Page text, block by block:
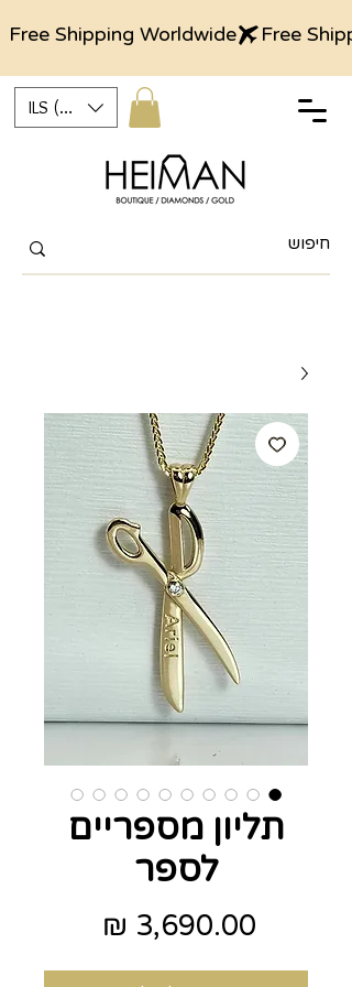
Free Shipping Worldwide
ILS (₪)
תליון מספריים
לספר